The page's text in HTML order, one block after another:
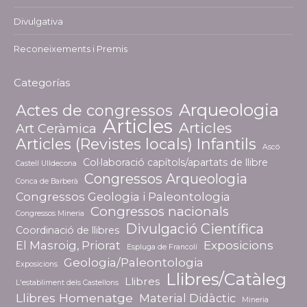
Divulgativa
Reconeixements i Premis
Categorías
Actes de congressos Arqueologia
Art Ceràmica Articles Articles
Articles (Revistes locals) Infantils
Ascó
Castell Ulldecona
Col·laboració capítols/apartats de llibre
Conca de Barberà Congressos Arqueologia
Congressos Geologia i Paleontologia
Congressos Mineria Congressos nacionals
Coordinació de llibres Divulgació Científica
El Masroig, Priorat Espluga de Francolí Exposicions
Exposicions Geologia/Paleontologia
L'establiment dels Castellons Llibres Llibres/Catàleg
Llibres Homenatge Material Didàctic Mineria